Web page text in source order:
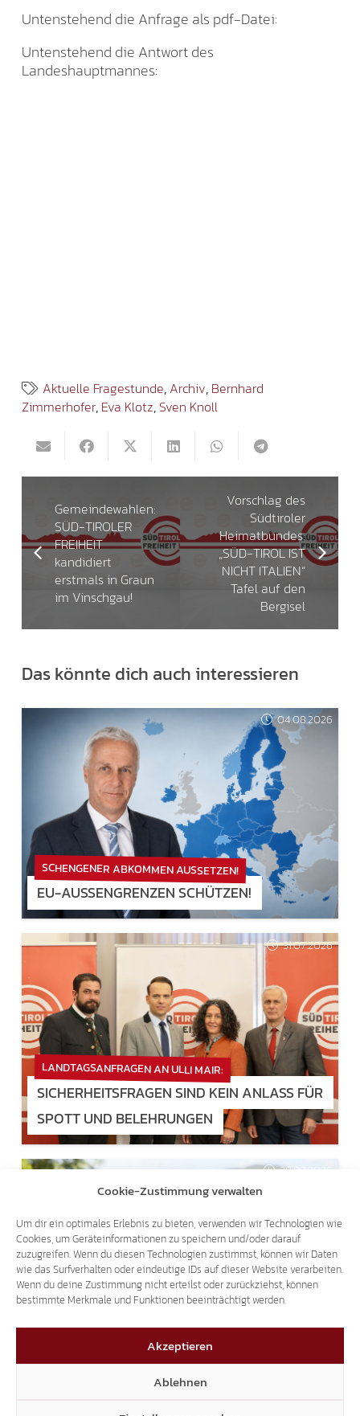
Cookie-Zustimmung verwalten
Um dir ein optimales Erlebnis zu bieten, verwenden wir Technologien wie
Cookies, um Geräteinformationen zu speichern und/oder darauf
zuzugreifen. Wenn du diesen Technologien zustimmst, können wir Daten
wie das Surfverhalten oder eindeutige IDs auf dieser Website verarbeiten.
Wenn du deine Zustimmung nicht erteilst oder zurückziehst, können
bestimmte Merkmale und Funktionen beeinträchtigt werden.
Akzeptieren
Ablehnen
Untenstehend die Anfrage als pdf-Datei:
Untenstehend die Antwort des
Landeshauptmannes:
Aktuelle Fragestunde, Archiv, Bernhard
Zimmerhofer, Eva Klotz, Sven Knoll
Gemeindewahlen:
SÜD-TIROLER
FREIHEIT
kandidiert
erstmals in Graun
im Vinschgau!
Vorschlag des
Südtiroler
Heimatbundes:
„SÜD-TIROL IST
NICHT ITALIEN“
Tafel auf den
Bergisel
Das könnte dich auch interessieren
04.08.2026
SCHENGENER ABKOMMEN AUSSETZEN!
EU-AUSSENGRENZEN SCHÜTZEN!
31.07.2026
LANDTAGSANFRAGEN AN ULLI MAIR:
SICHERHEITSFRAGEN SIND KEIN ANLASS FÜR
SPOTT UND BELEHRUNGEN
29.07.2026
KRITISCHE EINORDNUNG
MAGNAGO-DENKMAL